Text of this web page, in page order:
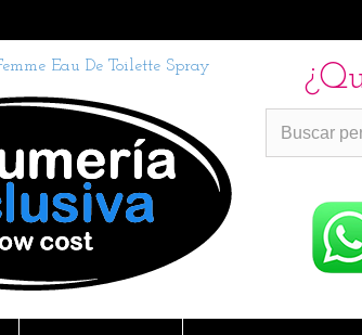
Eau De Toilette Spray